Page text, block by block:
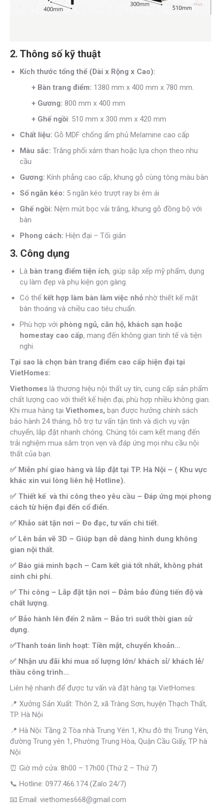
2. Thông số kỹ thuật
Kích thước tổng thể (Dài x Rộng x Cao):
+ Bàn trang điểm: 1380 mm x 400 mm x 780 mm.
+ Gương: 800 mm x 400 mm
+ Ghế ngồi: 510 mm x 300 mm x 420 mm
Chất liệu: Gỗ MDF chống ẩm phủ Melamine cao cấp
Màu sắc: Trắng phối xám than hoặc lựa chọn theo nhu
cầu
Gương: Kính phẳng cao cấp, khung gỗ cùng tông màu bàn
Số ngăn kéo: 5 ngăn kéo trượt ray bi êm ái
Ghế ngồi: Nệm mút bọc vải trắng, khung gỗ đồng bộ với
bàn
Phong cách: Hiện đại – Tối giản
3. Công dụng
Là bàn trang điểm tiện ích, giúp sắp xếp mỹ phẩm, dụng
cụ làm đẹp và phụ kiện gọn gàng.
Có thể kết hợp làm bàn làm việc nhỏ nhờ thiết kế mặt
bàn thoáng và chiều cao tiêu chuẩn.
Phù hợp với phòng ngủ, căn hộ, khách sạn hoặc
homestay cao cấp, mang đến không gian tinh tế và tiện
nghi.
Tại sao là chọn bàn trang điểm cao cấp hiện đại tại
VietHomes:
Viethomes là thương hiệu nội thất uy tín, cung cấp sản phẩm
chất lượng cao với thiết kế hiện đại, phù hợp nhiều không gian.
Khi mua hàng tại Viethomes, bạn được hưởng chính sách
bảo hành 24 tháng, hỗ trợ tư vấn tận tình và dịch vụ vận
chuyển, lắp đặt nhanh chóng. Chúng tôi cam kết mang đến
trải nghiệm mua sắm trọn vẹn và đáp ứng mọi nhu cầu nội
thất của bạn.
✅ Miễn phí giao hàng và lắp đặt tại TP. Hà Nội – ( Khu vực
khác xin vui lòng liên hệ Hotline).
✅ Thiết kế và thi công theo yêu cầu – Đáp ứng mọi phong
cách từ hiện đại đến cổ điển.
✅ Khảo sát tận nơi – Đo đạc, tư vấn chi tiết.
✅ Lên bản vẽ 3D – Giúp bạn dễ dàng hình dung không
gian nội thất.
✅ Báo giá minh bạch – Cam kết giá tốt nhất, không phát
sinh chi phí.
✅ Thi công – Lắp đặt tận nơi – Đảm bảo đúng tiến độ và
chất lượng.
✅ Bảo hành lên đến 2 năm – Bảo trì suốt thời gian sử
dụng.
✅Thanh toán linh hoạt: Tiền mặt, chuyển khoản…
✅ Nhận ưu đãi khi mua số lượng lớn/ khách sỉ/ khách lẻ/
thầu công trình…
Liên hệ nhanh để được tư vấn và đặt hàng tại VietHomes:
📍 Xưởng Sản Xuất: Thôn 2, xã Tràng Sơn, huyện Thạch Thất,
TP. Hà Nội
📍 Hà Nội: Tầng 2 Tòa nhà Trung Yên 1, Khu đô thị Trung Yên,
đường Trung yên 1, Phường Trung Hòa, Quận Cầu Giấy, TP hà
Nội
⏰ Giờ mở cửa: 8h00 – 17h00 (Thứ 2 – Thứ 7)
📞 Hotline: 0977.466.174 (Zalo 24/7)
📧 Email: viethomes668@gmail.com